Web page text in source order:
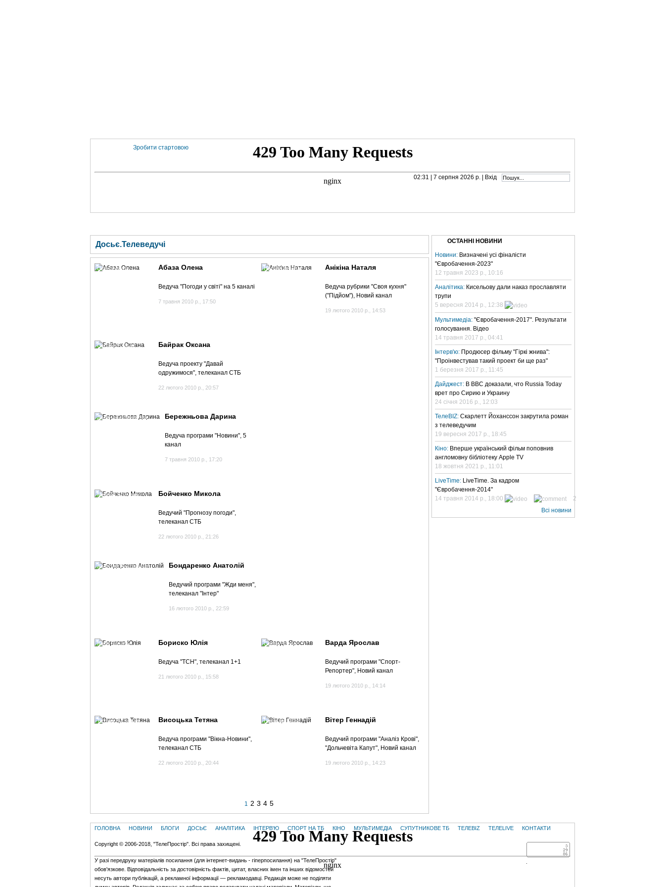
Зробити стартовою
02:31 | 7 серпня 2026 р. | Вхід
Досьє.Телеведучі
Олена Абаза Абаза Олена
Ведуча "Погоди у світі" на 5 каналі
7 травня 2010 р., 17:50
Наталя Анікіна Анікіна Наталя
Ведуча рубрики "Своя кухня"
("Підйом"), Новий канал
19 лютого 2010 р., 14:53
Оксана Байрак Байрак Оксана
Ведуча проекту "Давай
одружимося", телеканал СТБ
22 лютого 2010 р., 20:57
Дарина Бережньова Бережньова Дарина
Ведуча програми "Новини", 5
канал
7 травня 2010 р., 17:20
Микола Бойченко Бойченко Микола
Ведучий "Прогнозу погоди",
телеканал СТБ
22 лютого 2010 р., 21:26
Анатолій Бондаренко Бондаренко Анатолій
Ведучий програми "Жди меня",
телеканал "Інтер"
16 лютого 2010 р., 22:59
Юлія Бориско Бориско Юлія
Ведуча "ТСН", телеканал 1+1
21 лютого 2010 р., 15:58
Слава Варда Варда Ярослав
Ведучий програми "Спорт-
Репортер", Новий канал
19 лютого 2010 р., 14:14
Тетяна Висоцька Висоцька Тетяна
Ведуча програми "Вікна-Новини",
телеканал СТБ
22 лютого 2010 р., 20:44
Геннадій Вітер Вітер Геннадій
Ведучий програми "Аналіз Крові",
"Дольчевіта Капут", Новий канал
19 лютого 2010 р., 14:23
1 2 3 4 5
ОСТАННІ НОВИНИ
Новини: Визначені усі фіналісти
"Євробачення-2023"
12 травня 2023 р., 10:16
Аналітика: Кисельову дали наказ прославляти
трупи
5 вересня 2014 р., 12:38
Мультимедіа: "Євробачення-2017". Результати
голосування. Відео
14 травня 2017 р., 04:41
Інтерв'ю: Продюсер фільму "Гіркі жнива":
"Проінвестував такий проект би ще раз"
1 березня 2017 р., 11:45
Дайджест: В BBC доказали, что Russia Today
врет про Сирию и Украину
24 січня 2016 р., 12:03
ТелеBIZ: Скарлетт Йоханссон закрутила роман
з телеведучим
19 вересня 2017 р., 18:45
Кіно: Вперше український фільм поповнив
англомовну бібліотеку Apple TV
18 жовтня 2021 р., 11:01
LiveTime: LiveTime. За кадром
"Євробачення-2014"
14 травня 2014 р., 18:00
2
Всі новини
ГОЛОВНА НОВИНИ БЛОГИ ДОСЬЄ АНАЛІТИКА ІНТЕРВ'Ю СПОРТ НА ТБ КІНО МУЛЬТИМЕДІА СУПУТНИКОВЕ ТБ ТЕЛЕBIZ ТЕЛЕLIVE КОНТАКТИ
Copyright © 2006-2018, "ТелеПростір". Всі права захищені.
У разі передруку матеріалів посилання (для iнтернет-видань - гiперпосилання) на "ТелеПростір"
обов'язкове. Відповідальність за достовірність фактів, цитат, власних імен та інших відомостей
несуть автори публікацій, а рекламної інформації — рекламодавці. Редакція може не поділяти